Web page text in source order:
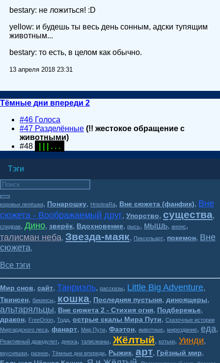
bestary: не ложиться! :D
yellow: и будешь ты весь день сонным, адски тупящим
животным...
bestary: то есть, в целом как обычно.
13 апреля 2018 23:31
Тёмные дни впереди 2
#46 Голоса
#47 Разделённые (!! жестокое обращение с
животными)
#48
| | | . . .
Тэги
коровьи лепёшки, Понарошку, HristinaRa, Вне сюжета (фанфик), Вне
сюжета - Воображаемый друг, Упорство, существа,
спидрав, Дино, зверёк, Вдохновение, рысь, мышь, анонс,
талисман неба, Звезда-маяк, Пиксельарт, покемон, Вне
сюжета,
Все тэги
Мир снов, сайт, Танриэль, рассказы, Little Big Adventure,
Твинсен, бикинсы, кошка, Последняя пустыня, диноящеры,
альтаряльцы, Вне сюжета 2 - Стихия огня, Подбережье,
дракон, FreeOrion, Тодд, острые скалы Мира Пути, Сказочные истории
Миргардского леса, фанарт, Мир Пути, Фаэтон, животные, мироздание, еда,
Реактивный драндулет, днюха, талисманы, Жёлтый, котьки, Уинди,
вкусняшки, разное, Тёмные дни впереди, Рыжик, арт, Грёзный мир,